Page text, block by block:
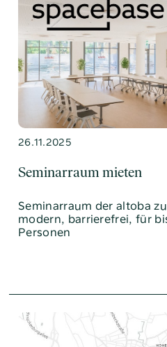
26.11.2025
Seminarraum mieten
Seminarraum der altoba
modern, barrierefrei, für
Personen